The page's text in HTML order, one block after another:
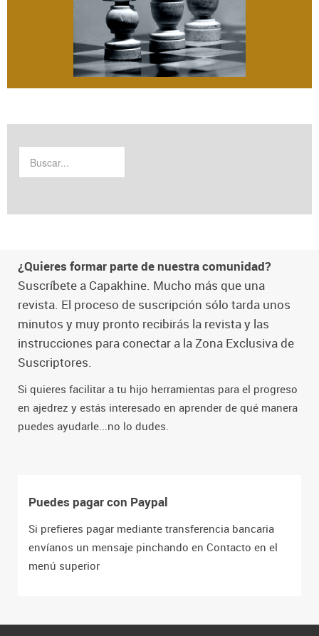
¿Quieres formar parte de nuestra comunidad?
Suscríbete a Capakhine. Mucho más que una
revista. El proceso de suscripción sólo tarda unos
minutos y muy pronto recibirás la revista y las
instrucciones para conectar a la Zona Exclusiva de
Suscriptores.
Si quieres facilitar a tu hijo herramientas para el progreso
en ajedrez y estás interesado en aprender de qué manera
puedes ayudarle...no lo dudes.
Puedes pagar con Paypal
Si prefieres pagar mediante transferencia bancaria
envíanos un mensaje pinchando en Contacto en el
menú superior